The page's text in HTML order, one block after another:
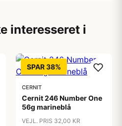
interesseret i
SPAR 38%
CERNIT
Cernit 246 Number One
56g marineblå
VEJL. PRIS 32,00 KR